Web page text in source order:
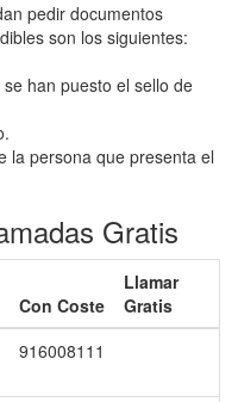
pedir documentos
son los siguientes:
han puesto el sello de
la persona que presenta el
Gratis
Con Coste
Llamar
Gratis
916008111